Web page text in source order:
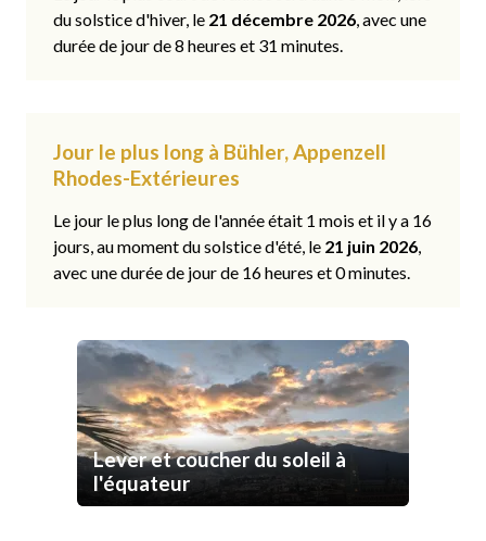
du solstice d'hiver, le 21 décembre 2026, avec une
durée de jour de 8 heures et 31 minutes.
Jour le plus long à Bühler, Appenzell
Rhodes-Extérieures
Le jour le plus long de l'année était 1 mois et il y a 16
jours, au moment du solstice d'été, le 21 juin 2026,
avec une durée de jour de 16 heures et 0 minutes.
Lever et coucher du soleil à
l'équateur